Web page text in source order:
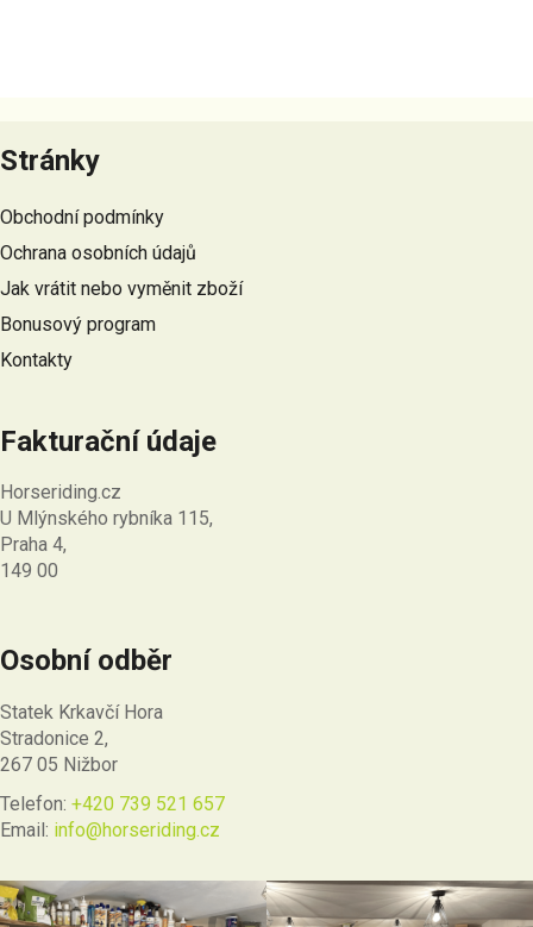
á
p
a
t
í
Stránky
Obchodní podmínky
Ochrana osobních údajů
Jak vrátit nebo vyměnit zboží
Bonusový program
Kontakty
Fakturační údaje
Horseriding.cz
U Mlýnského rybníka 115,
Praha 4,
149 00
Osobní odběr
Statek Krkavčí Hora
Stradonice 2,
267 05 Nižbor
Telefon: +420 739 521 657
Email: info@horseriding.cz